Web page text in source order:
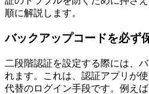
順に解説します。
バックアップコードを必ず
二段階認証を設定する際には、
れます。これは、認証アプリが
代替のログイン手段です。例え